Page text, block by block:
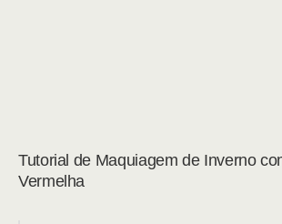
Tutorial de Maquiagem de Inverno
Vermelha